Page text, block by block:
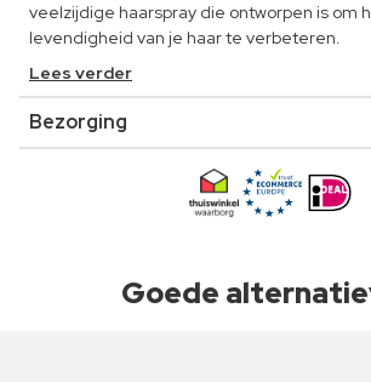
veelzijdige haarspray die ontworpen is om
levendigheid van je haar te verbeteren.
Lees verder
Bezorging
Goede